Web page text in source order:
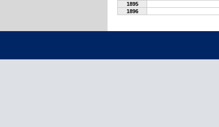
1895
1896